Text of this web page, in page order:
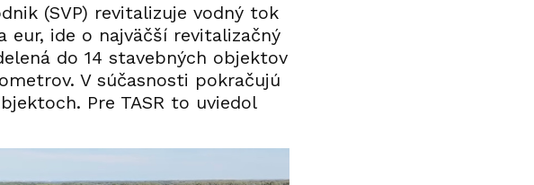
(SVP) revitalizuje vodný tok
eur, ide o najväčší revitalizačný
do 14 stavebných objektov
V súčasnosti pokračujú
Pre TASR to uviedol